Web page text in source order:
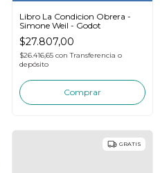
Libro La Condicion Obrera -
Simone Weil - Godot
$27.807,00
$26.416,65 con Transferencia o
depósito
GRATIS